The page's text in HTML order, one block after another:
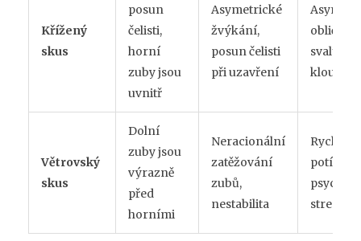
Křížený
skus
posun
čelisti,
horní
zuby jsou
uvnitř
Asymetrické
žvýkání,
posun čelisti
při uzavření
obličeje,
svalů,
Větrovský
skus
Dolní
zuby jsou
výrazně
před
horními
Neracionální
zatěžování
zubů,
nestabilita
Rychlá
potíže s
stres